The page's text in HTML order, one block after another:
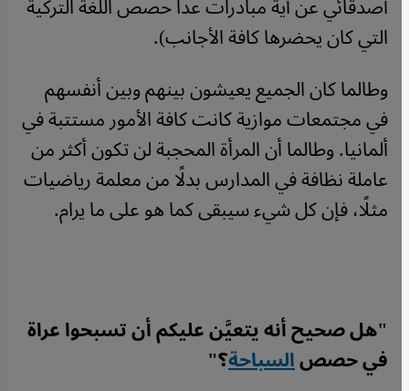
التي كان يحضرها كافة الأجانب).
وطالما كان الجميع يعيشون بينهم وبين أنفسهم
في مجتمعات موازية كانت كافة الأمور مستتبة في
ألمانيا. وطالما أن المرأة المحجبة لن تكون أكثر من
عاملة نظافة في المدارس بدلًا من معلمة رياضيات
مثلًا، فإن كل شيء سيبقى كما هو على ما يرام.
"هل صحيح أنه يتعيَّن عليكم أن تسبحوا عراة
في حصصالسباحة؟"